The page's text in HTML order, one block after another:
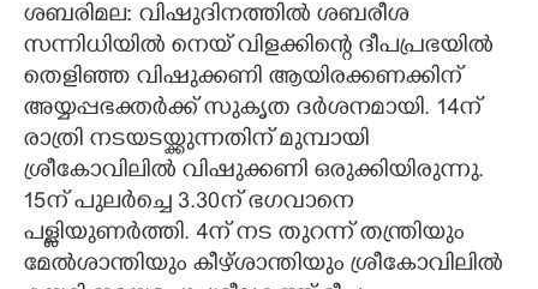
LITERATURE
ZOOM
CONTACT US
ശബരിമല: വിഷുദിനത്തിൽ ശബരീശ
സന്നിധിയിൽ നെയ് വിളക്കിന്റെ ദീപപ്രഭയിൽ
തെളിഞ്ഞ വിഷുക്കണി ആയിരക്കണക്കിന്
അയ്യപ്പഭക്തർക്ക് സുകൃത ദർശനമായി. 14ന്
രാത്രി നടയടയ്ക്കുന്നതിന് മുമ്പായി
ശ്രീകോവിലിൽ വിഷുക്കണി ഒരുക്കിയിരുന്നു.
15ന് പുലർച്ചെ 3.30ന് ഭഗവാനെ
പള്ളിയുണർത്തി. 4ന് നട തുറന്ന് തന്ത്രിയും
മേൽശാന്തിയും കീഴ്ശാന്തിയും ശ്രീകോവിലിൽ